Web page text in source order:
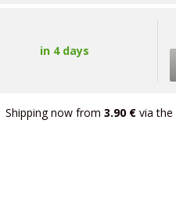
in 4 days
Shipping now from3.90 € via the